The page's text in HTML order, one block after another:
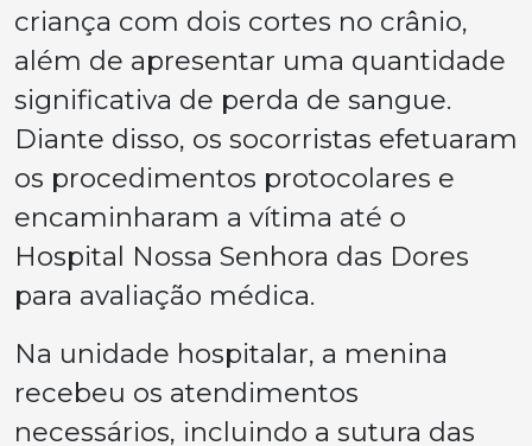
criança com dois cortes no crânio,
além de apresentar uma quantidade
significativa de perda de sangue.
Diante disso, os socorristas efetuaram
os procedimentos protocolares e
encaminharam a vítima até o
Hospital Nossa Senhora das Dores
para avaliação médica.
Na unidade hospitalar, a menina
recebeu os atendimentos
necessários, incluindo a sutura das